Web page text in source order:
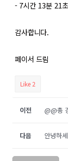
- 7시간 13분 21
감사합니다.
페이서 드림
Like 2
이전 @@총
안녕하
다음